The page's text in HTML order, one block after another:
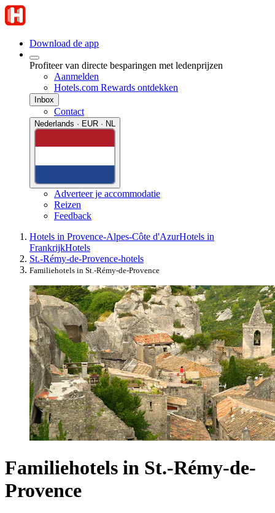
Download de app
Profiteer van directe besparingen met ledenprijzen
Aanmelden
Hotels.com Rewards ontdekken
Inbox
Contact
Nederlands · EUR · NL
Adverteer je accommodatie
Reizen
Feedback
Hotels in Provence-Alpes-Côte d'AzurHotels in
FrankrijkHotels
St.-Rémy-de-Provence-hotels
Familiehotels in St.-Rémy-de-Provence
Familiehotels in St.-Rémy-de-
Provence